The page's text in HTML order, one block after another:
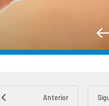
Anterior